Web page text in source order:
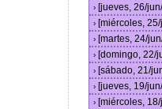
› [jueves, 26/
› [miércoles,
› [martes, 24/
› [domingo, 22/
› [sábado, 21/
› [jueves, 19/
› [miércoles,